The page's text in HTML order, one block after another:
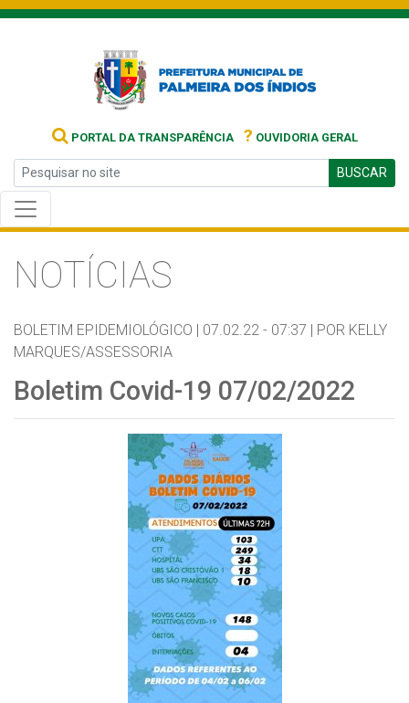
PORTAL DA TRANSPARÊNCIA ? OUVIDORIA GERAL
BUSCAR
NOTÍCIAS
BOLETIM EPIDEMIOLÓGICO | 07.02.22 - 07:37 | POR KELLY
MARQUES/ASSESSORIA
Boletim Covid-19 07/02/2022